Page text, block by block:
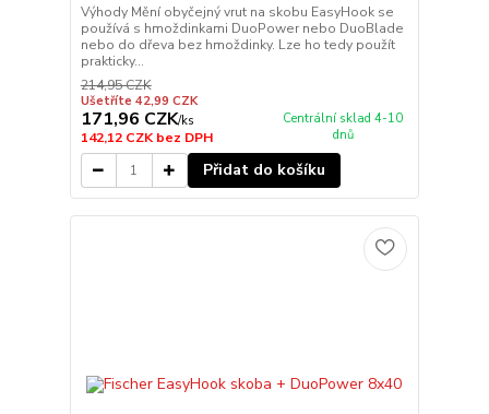
Výhody Mění obyčejný vrut na skobu EasyHook se
používá s hmoždinkami DuoPower nebo DuoBlade
nebo do dřeva bez hmoždinky. Lze ho tedy použít
prakticky...
214,95 CZK
Ušetříte 42,99 CZK
171,96 CZK/ks
142,12 CZKbez DPH
Centrální sklad 4-10
dnů
Přidat do košíku